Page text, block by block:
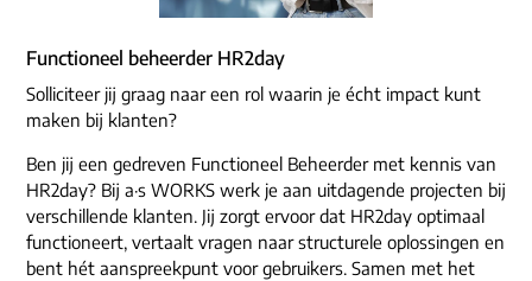
Functioneel beheerder HR2day
Solliciteer jij graag naar een rol waarin je écht impact kunt
maken bij klanten?
Ben jij een gedreven Functioneel Beheerder met kennis van
HR2day? Bij a·s WORKS werk je aan uitdagende projecten bij
verschillende klanten. Jij zorgt ervoor dat HR2day optimaal
functioneert, vertaalt vragen naar structurele oplossingen en
bent hét aanspreekpunt voor gebruikers. Samen met het